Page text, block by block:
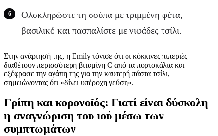
Ολοκληρώστε τη σούπα με τριμμένη φέτα,
βασιλικό και πασπαλίστε με νιφάδες τσίλι.
Στην ανάρτησή της, η Emily τόνισε ότι οι κόκκινες πιπεριές
διαθέτουν περισσότερη βιταμίνη C από τα πορτοκάλια και
εξέφρασε την αγάπη της για την καυτερή πάστα τσίλι,
σημειώνοντας ότι «δίνει υπέροχη γεύση».
Γρίπη και κορονοϊός: Γιατί είναι δύσκολη
η αναγνώριση του ιού μέσω των
συμπτωμάτων